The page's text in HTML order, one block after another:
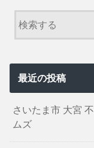
最近の投稿
さいたま市 大宮
ムズ